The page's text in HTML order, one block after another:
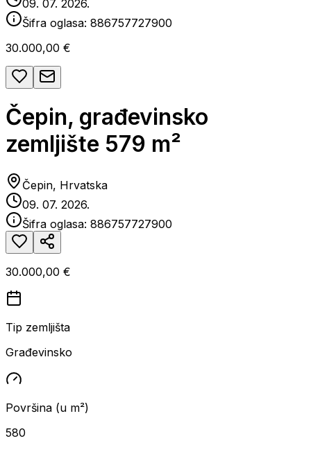
09. 07. 2026.
Šifra oglasa: 886757727900
30.000,00 €
Čepin, građevinsko
zemljište 579 m²
Čepin, Hrvatska
09. 07. 2026.
Šifra oglasa: 886757727900
30.000,00 €
Tip zemljišta
Građevinsko
Površina (u m²)
580